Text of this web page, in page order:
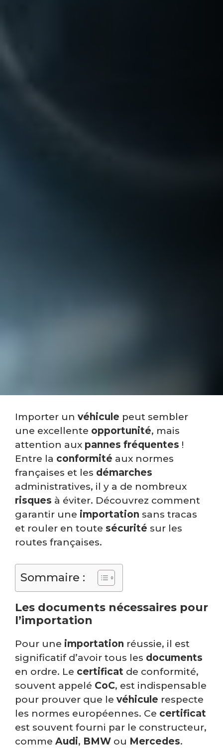
Importer un véhicule peut sembler
une excellente opportunité, mais
attention aux pannes fréquentes !
Entre la conformité aux normes
françaises et les démarches
administratives, il y a de nombreux
risques à éviter. Découvrez comment
garantir une importation sans tracas
et rouler en toute sécurité sur les
routes françaises.
Sommaire :
Les documents nécessaires pour
l’importation
Pour une importation réussie, il est
significatif d’avoir tous les documents
en ordre. Le certificat de conformité,
souvent appelé CoC, est indispensable
pour prouver que le véhicule respecte
les normes européennes. Ce certificat
est souvent fourni par le constructeur,
comme Audi, BMW ou Mercedes.